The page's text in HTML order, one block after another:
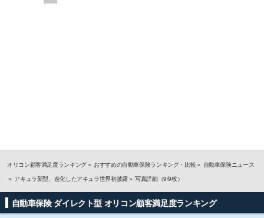
オリコン顧客満足度ランキング おすすめの自動車保険ランキング・比較
自動車保険ニュース
アキュラ新型、進化したアキュラ世界初披露
写真詳細（9/9枚）
自動車保険 ダイレクト型 オリコン顧客満足度ランキング